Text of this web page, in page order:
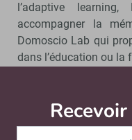
l’adaptive
accompagner la
Domoscio Lab qui
dans l’éducation ou la
Adresse :156